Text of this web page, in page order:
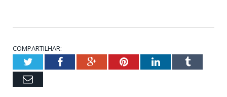
COMPARTILHAR:
TwitterFacebookGoogle+PinterestLinkedInTumblr
Email